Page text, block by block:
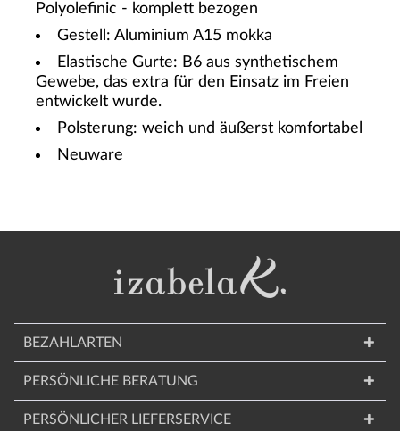
Polyolefinic - komplett bezogen
Gestell: Aluminium A15 mokka
Elastische Gurte: B6 aus synthetischem
Gewebe, das extra für den Einsatz im Freien
entwickelt wurde.
Polsterung: weich und äußerst komfortabel
Neuware
BEZAHLARTEN
PERSÖNLICHE BERATUNG
PERSÖNLICHER LIEFERSERVICE